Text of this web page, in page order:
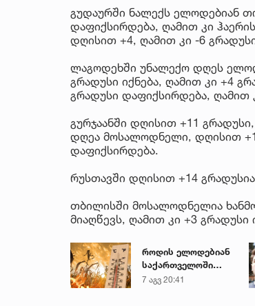
გუდაურში ნალექს ელოდებიან
დაფიქსირდება, ღამით კი
დღისით +4, ღამით კი -6
ლაგოდეხში უნალექო დღეს
გრადუსი იქნება, ღამით კი +4
გრადუსი დაფიქსირდება, ღამით
გურჯაანში დღისით +11
დღეა მოსალოდნელი, დღისით
დაფიქსირდება.
რუსთავში დღისით +14
თბილისში მოსალოდნელია
მიაღწევს, ღამით კი +3 გრადუსი
როდის ელოდებიან
საქართველოში
+40-გრადუსიან
7 აგვ 20:41